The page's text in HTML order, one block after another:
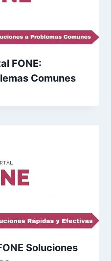
FONE:
Comunes
Soluciones